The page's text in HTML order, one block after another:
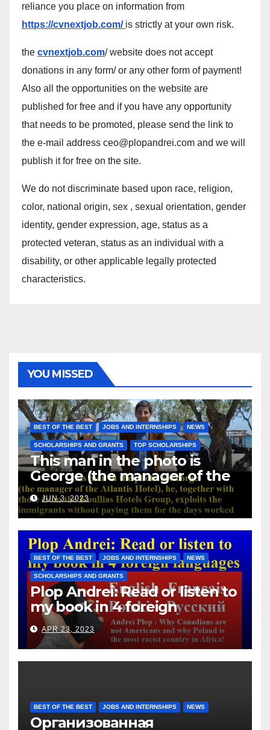
reliance you place on information from
https://cvnextjob.com/ is strictly at your own risk.
the cvnextjob.com/ website does not accept
donations in any form/ or any other form of payment!
Also all the opportunities on the website are
published for free and if you have any opportunity
that needs to be promoted, please send the link to
the e-mail address ceo@plopandrei.com and we will
publish it for free on the site.
We do not discriminate based upon race, religion,
color, national origin, sex , sexual orientation, gender
identity, gender expression, age, status as a
protected veteran, status as an individual with a
disability, or other applicable legally protected
characteristics.
YOU MISSED
BEST OF THE BEST JOBS AND INTERNSHIPS NEWS
SCHOLARSHIPS AND GRANTS TOP SCHOLARSHIPS
This man in the photo is
George (the manager of the
Atlantis Hotel), he, together
with those from the Koullias
Hotels Group, exploits the
immigrants without paying
them for the days worked
JUN 3, 2023
BEST OF THE BEST JOBS AND INTERNSHIPS NEWS
SCHOLARSHIPS AND GRANTS
Plop Andrei: Read or listen to
my book in 4 foreign
languages
APR 23, 2023
BEST OF THE BEST JOBS AND INTERNSHIPS NEWS
Организованная